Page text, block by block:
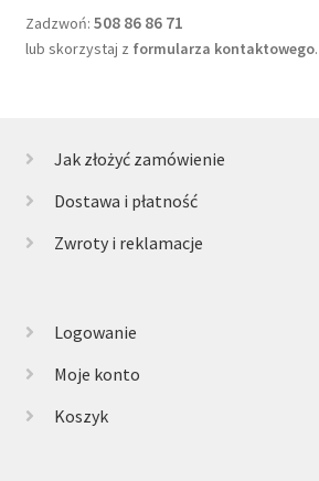
Zadzwoń: 508 86 86 71
lub skorzystaj z formularza kontaktowego.
Jak złożyć zamówienie
Dostawa i płatność
Zwroty i reklamacje
Logowanie
Moje konto
Koszyk